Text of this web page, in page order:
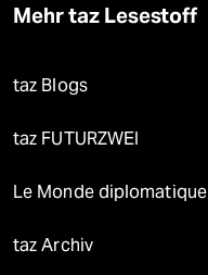
Mehr taz Lesestoff
taz Blogs
taz FUTURZWEI
Le Monde diplomatique
taz Archiv